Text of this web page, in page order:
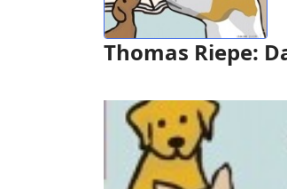
Thomas Riepe: